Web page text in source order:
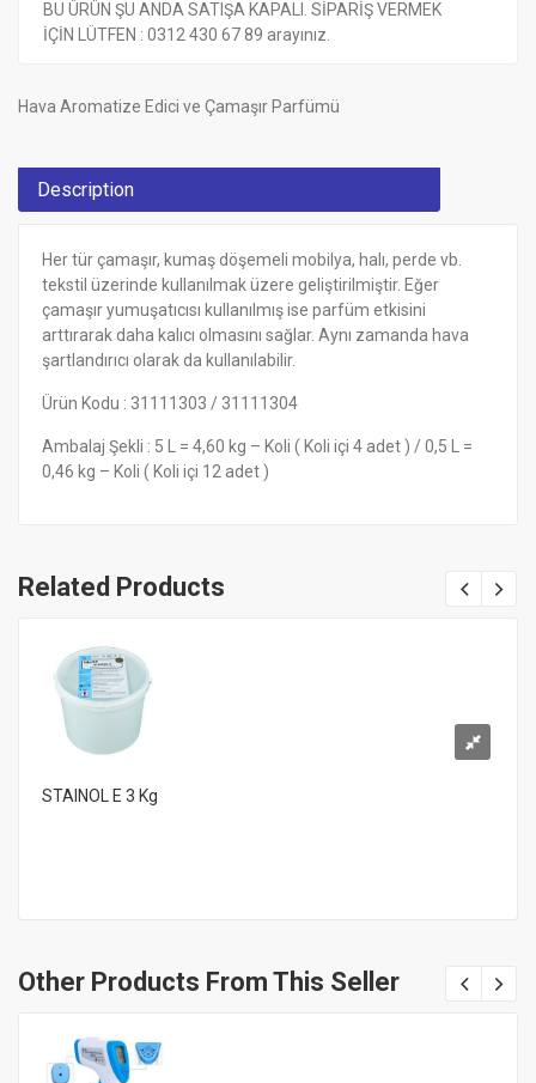
BU ÜRÜN ŞU ANDA SATIŞA KAPALI. SİPARİŞ VERMEK
İÇİN LÜTFEN : 0312 430 67 89 arayınız.
Hava Aromatize Edici ve Çamaşır Parfümü
Description
Her tür çamaşır, kumaş döşemeli mobilya, halı, perde vb.
tekstil üzerinde kullanılmak üzere geliştirilmiştir. Eğer
çamaşır yumuşatıcısı kullanılmış ise parfüm etkisini
arttırarak daha kalıcı olmasını sağlar. Aynı zamanda hava
şartlandırıcı olarak da kullanılabilir.
Ürün Kodu : 31111303 / 31111304
Ambalaj Şekli : 5 L = 4,60 kg – Koli ( Koli içi 4 adet ) / 0,5 L =
0,46 kg – Koli ( Koli içi 12 adet )
Related Products
STAINOL E 3 Kg
Other Products From This Seller